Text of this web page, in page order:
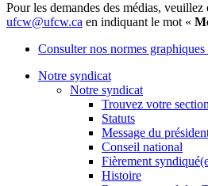
Pour les demandes des médias,
ufcw@ufcw.ca en indiquant le mot «
Consulter nos normes graphiques
Notre syndicat
Notre syndicat
Trouvez votre
Statuts
Message du
Conseil national
Fièrement
Histoire